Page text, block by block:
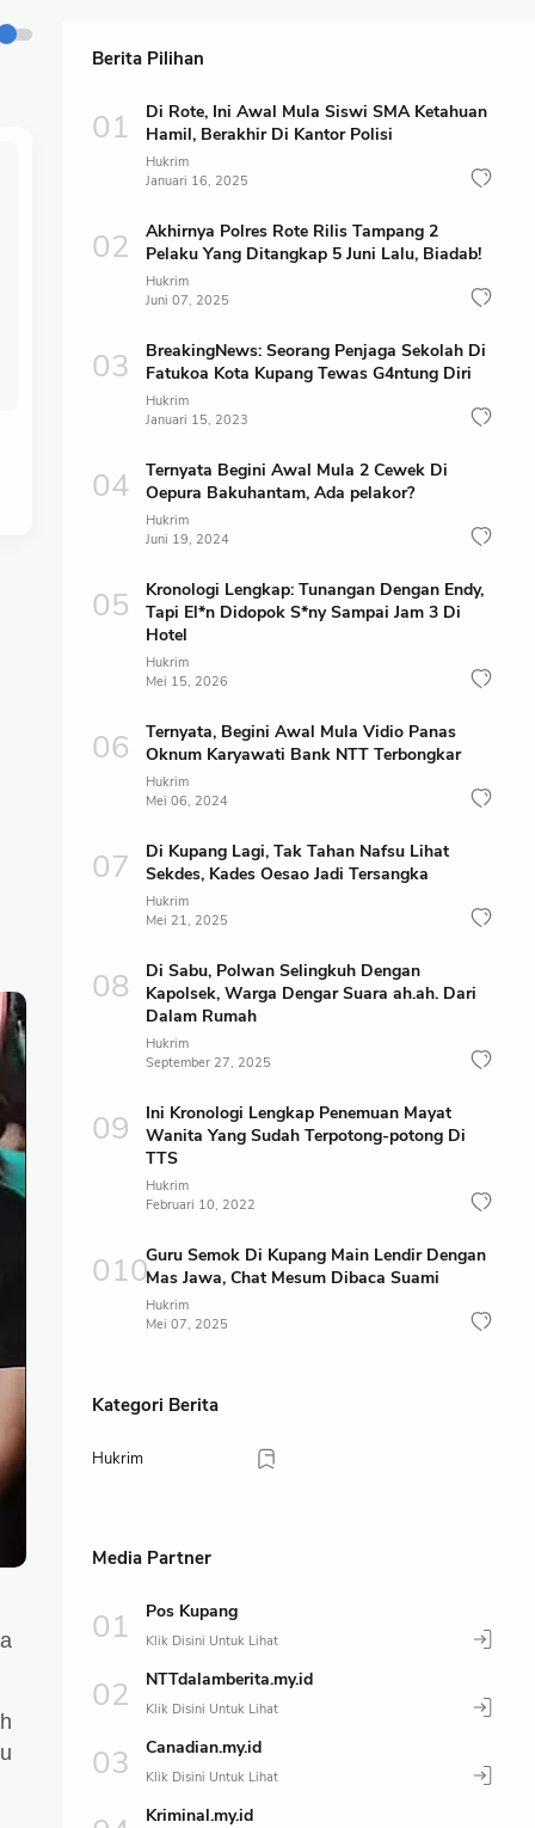
Berita Pilihan
Di Rote, Ini Awal Mula Siswi SMA Ketahuan
Hamil, Berakhir Di Kantor Polisi
Hukrim
Januari 16, 2025
Akhirnya Polres Rote Rilis Tampang 2
Pelaku Yang Ditangkap 5 Juni Lalu, Biadab!
Hukrim
Juni 07, 2025
BreakingNews: Seorang Penjaga Sekolah Di
Fatukoa Kota Kupang Tewas G4ntung Diri
Hukrim
Januari 15, 2023
Ternyata Begini Awal Mula 2 Cewek Di
Oepura Bakuhantam, Ada pelakor?
Hukrim
Juni 19, 2024
Kronologi Lengkap: Tunangan Dengan Endy,
Tapi El*n Didopok S*ny Sampai Jam 3 Di
Hotel
Hukrim
Mei 15, 2026
Ternyata, Begini Awal Mula Vidio Panas
Oknum Karyawati Bank NTT Terbongkar
Hukrim
Mei 06, 2024
Di Kupang Lagi, Tak Tahan Nafsu Lihat
Sekdes, Kades Oesao Jadi Tersangka
Hukrim
Mei 21, 2025
Di Sabu, Polwan Selingkuh Dengan
Kapolsek, Warga Dengar Suara ah.ah. Dari
Dalam Rumah
Hukrim
September 27, 2025
Ini Kronologi Lengkap Penemuan Mayat
Wanita Yang Sudah Terpotong-potong Di
TTS
Hukrim
Februari 10, 2022
Guru Semok Di Kupang Main Lendir Dengan
Mas Jawa, Chat Mesum Dibaca Suami
Hukrim
Mei 07, 2025
Kategori Berita
Hukrim
Media Partner
Pos Kupang
NTTdalamberita.my.id
Canadian.my.id
Kriminal.my.id